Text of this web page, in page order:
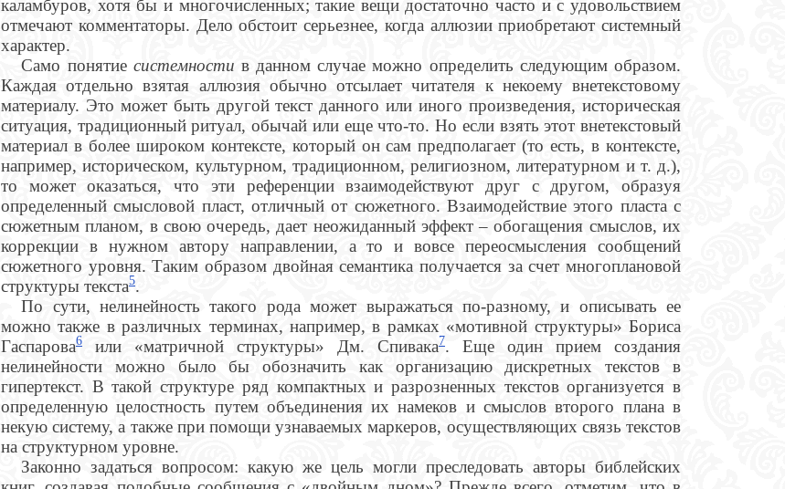
каламбуров, хотя бы и многочисленных; такие вещи достаточно часто и с удовольствием
отмечают комментаторы. Дело обстоит серьезнее, когда аллюзии приобретают системный
характер.
Само понятие системности в данном случае можно определить следующим образом.
Каждая отдельно взятая аллюзия обычно отсылает читателя к некоему внетекстовому
материалу. Это может быть другой текст данного или иного произведения, историческая
ситуация, традиционный ритуал, обычай или еще что-то. Но если взять этот внетекстовый
материал в более широком контексте, который он сам предполагает (то есть, в контексте,
например, историческом, культурном, традиционном, религиозном, литературном и т. д.),
то может оказаться, что эти референции взаимодействуют друг с другом, образуя
определенный смысловой пласт, отличный от сюжетного. Взаимодействие этого пласта с
сюжетным планом, в свою очередь, дает неожиданный эффект – обогащения смыслов, их
коррекции в нужном автору направлении, а то и вовсе переосмысления сообщений
сюжетного уровня. Таким образом двойная семантика получается за счет многоплановой
структуры текста5.
По сути, нелинейность такого рода может выражаться по-разному, и описывать ее
можно также в различных терминах, например, в рамках «мотивной структуры» Бориса
Гаспарова6 или «матричной структуры» Дм. Спивака7. Еще один прием создания
нелинейности можно было бы обозначить как организацию дискретных текстов в
гипертекст. В такой структуре ряд компактных и разрозненных текстов организуется в
определенную целостность путем объединения их намеков и смыслов второго плана в
некую систему, а также при помощи узнаваемых маркеров, осуществляющих связь текстов
на структурном уровне.
Законно задаться вопросом: какую же цель могли преследовать авторы библейских